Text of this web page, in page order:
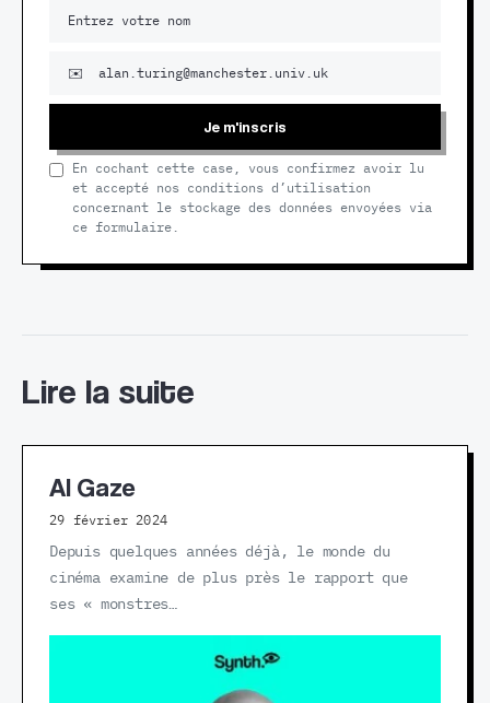
Je m'inscris
En cochant cette case, vous confirmez avoir lu
et accepté nos conditions d’utilisation
concernant le stockage des données envoyées via
ce formulaire.
Lire la suite
AI Gaze
29 février 2024
Depuis quelques années déjà, le monde du
cinéma examine de plus près le rapport que
ses « monstres…